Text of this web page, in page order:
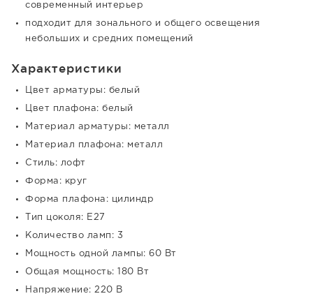
современный интерьер
подходит для зонального и общего освещения
небольших и средних помещений
Характеристики
Цвет арматуры: белый
Цвет плафона: белый
Материал арматуры: металл
Материал плафона: металл
Стиль: лофт
Форма: круг
Форма плафона: цилиндр
Тип цоколя: E27
Количество ламп: 3
Мощность одной лампы: 60 Вт
Общая мощность: 180 Вт
Напряжение: 220 В